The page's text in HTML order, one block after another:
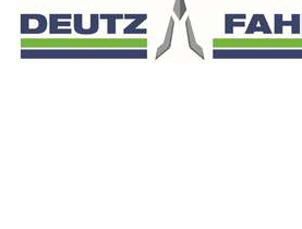
Hoflader
Radlader